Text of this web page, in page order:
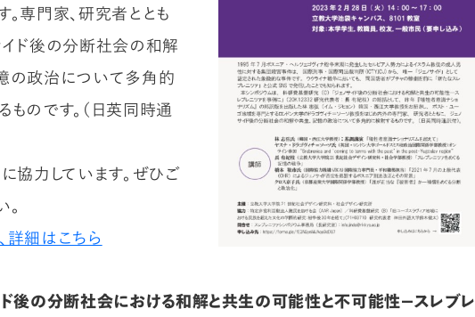
。専門家、研究者ととも
イド後の分断社会の和解
の政治について多角的
ものです。（日英同時通
協力しています。ぜひご
詳細はこちら
ド後の分断社会における和解と共生の可能性と不可能性—スレブレ